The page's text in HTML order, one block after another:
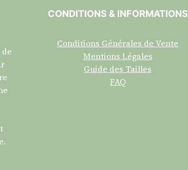
CONDITIONS & INFORMATIONS
Conditions Générales de Vente
Mentions Légales
Guide des Tailles
FAQ